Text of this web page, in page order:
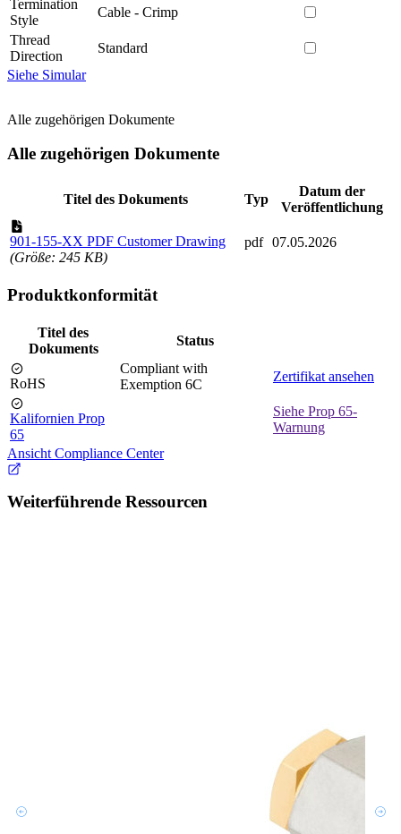
Termination
Style
Cable - Crimp
Thread
Direction
Standard
Siehe Simular
Alle zugehörigen Dokumente
Alle zugehörigen Dokumente
Titel des Dokuments Typ
Datum der
Veröffentlichung
901-155-XX PDF Customer Drawing
(Größe: 245 KB)
pdf 07.05.2026
Produktkonformität
Titel des
Dokuments
Status
RoHS
Compliant with
Exemption 6C
Zertifikat ansehen
Kalifornien Prop
65
Siehe Prop 65-
Warnung
Ansicht Compliance Center
Weiterführende Ressourcen